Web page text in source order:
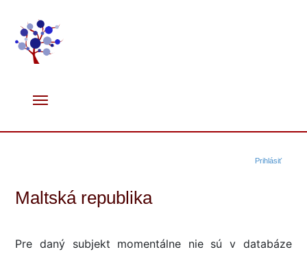
Prihlásiť
Maltská republika
Pre daný subjekt momentálne nie sú v databáze